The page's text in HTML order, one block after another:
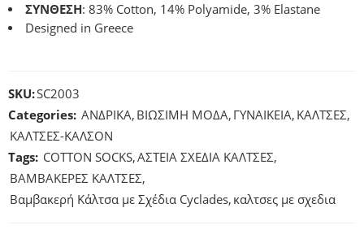
ΣΥΝΘΕΣΗ: 83% Cotton, 14% Polyamide, 3% Elastane
Designed in Greece
SKU:SC2003
Categories: ΑΝΔΡΙΚΑ, ΒΙΩΣΙΜΗ ΜΟΔΑ, ΓΥΝΑΙΚΕΙΑ, ΚΑΛΤΣΕΣ,
ΚΑΛΤΣΕΣ-ΚΑΛΣΟΝ
Tags: COTTON SOCKS,ΑΣΤΕΙΑ ΣΧΕΔΙΑ ΚΑΛΤΣΕΣ,
ΒΑΜΒΑΚΕΡΕΣ ΚΑΛΤΣΕΣ,
Βαμβακερή Κάλτσα με Σχέδια Cyclades, καλτσες με σχεδια